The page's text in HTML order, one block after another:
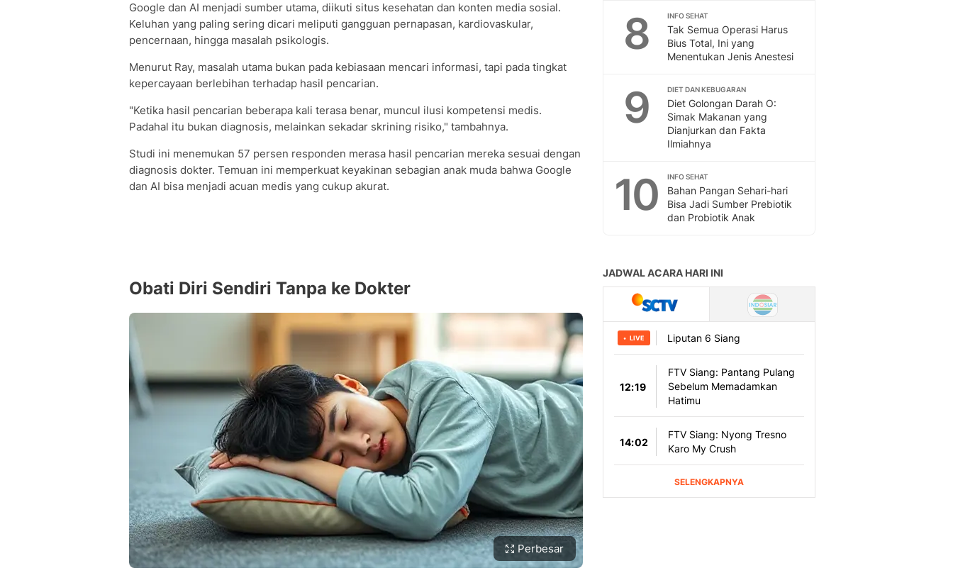
Google dan AI menjadi sumber utama, diikuti situs kesehatan dan konten media sosial.
Keluhan yang paling sering dicari meliputi gangguan pernapasan, kardiovaskular,
pencernaan, hingga masalah psikologis.
Menurut Ray, masalah utama bukan pada kebiasaan mencari informasi, tapi pada tingkat
kepercayaan berlebihan terhadap hasil pencarian.
"Ketika hasil pencarian beberapa kali terasa benar, muncul ilusi kompetensi medis.
Padahal itu bukan diagnosis, melainkan sekadar skrining risiko," tambahnya.
Studi ini menemukan 57 persen responden merasa hasil pencarian mereka sesuai dengan
diagnosis dokter. Temuan ini memperkuat keyakinan sebagian anak muda bahwa Google
dan AI bisa menjadi acuan medis yang cukup akurat.
Obati Diri Sendiri Tanpa ke Dokter
Perbesar
8 INFO SEHAT
Tak Semua Operasi Harus
Bius Total, Ini yang
Menentukan Jenis Anestesi
9 DIET DAN KEBUGARAN
Diet Golongan Darah O:
Simak Makanan yang
Dianjurkan dan Fakta
Ilmiahnya
10 INFO SEHAT
Bahan Pangan Sehari-hari
Bisa Jadi Sumber Prebiotik
dan Probiotik Anak